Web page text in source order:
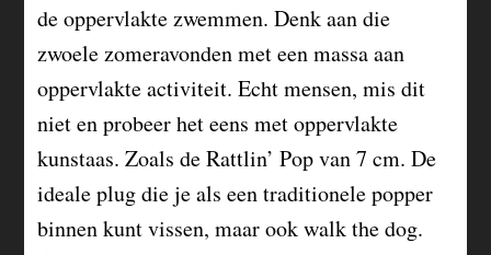
de oppervlakte zwemmen. Denk aan die
zwoele zomeravonden met een massa aan
oppervlakte activiteit. Echt mensen, mis dit
niet en probeer het eens met oppervlakte
kunstaas. Zoals de Rattlin’ Pop van 7 cm. De
ideale plug die je als een traditionele popper
binnen kunt vissen, maar ook walk the dog.